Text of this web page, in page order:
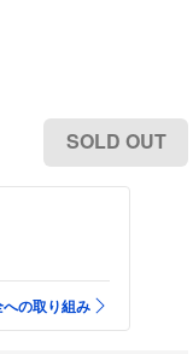
SOLD OUT
の取り組み